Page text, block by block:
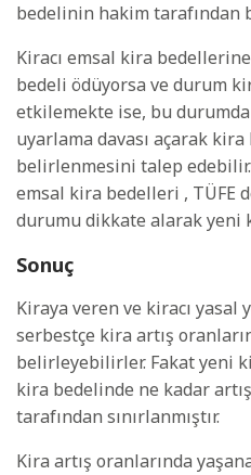
bedelinin hakim
Kiracı emsal kira
bedeli ödüyorsa ve durum
etkilemekte ise, bu
uyarlama davası açarak
belirlenmesini talep
emsal kira bedelleri , TÜFE
durumu dikkate alarak yeni
Sonuç
Kiraya veren ve kiracı yasal
serbestçe kira artış
belirleyebilirler. Fakat yeni
kira bedelinde ne kadar
tarafından sınırlanmıştır.
Kira artış oranlarında